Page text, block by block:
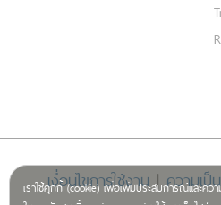
เราใช้คุกกี้ (cookie) เพื่อเพิ่มประสบการณ์และค
เงื่อนไขการใช้งาน|ความเป็